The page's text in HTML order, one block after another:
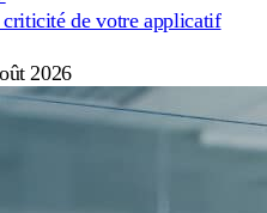
de votre applicatif
2026